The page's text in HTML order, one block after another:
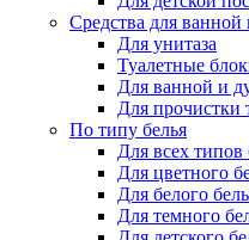
Средства для ванной
Для унитаза
Туалетные
Для ванной и
Для прочистки
По типу белья
Для всех типов
Для цветного
Для белого
Для темного